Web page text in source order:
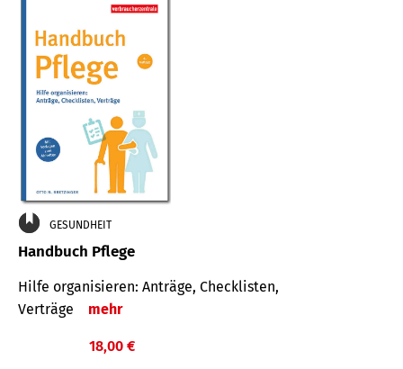
GESUNDHEIT
Handbuch Pflege
Hilfe organisieren: Anträge, Checklisten,
Verträge
mehr
18,00 €